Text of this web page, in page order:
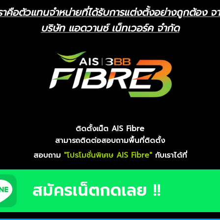
าคือตัวแทนจำหน่ายที่ได้รับการแต่งตั้งอย่างถูกต้อง จ
บริษัท แอดวานซ์ เน็ทเวอร์ค จำกัด
ติดตั้งเน็ต AIS Fibre
สามารถติดต่อสอบถามพื้นที่ติดตั้ง
สอบถาม "โปรโมชั่นพิเศษ AIS Fibre"กับเราได้ที่